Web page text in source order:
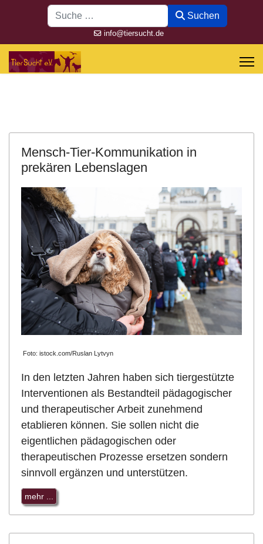
Suchen
info@tiersucht.de
Mensch-Tier-Kommunikation in
prekären Lebenslagen
Foto: istock.com/Ruslan Lytvyn
In den letzten Jahren haben sich tiergestützte
Interventionen als Bestandteil pädagogischer
und therapeutischer Arbeit zunehmend
etablieren können. Sie sollen nicht die
eigentlichen pädagogischen oder
therapeutischen Prozesse ersetzen sondern
sinnvoll ergänzen und unterstützen.
mehr ...